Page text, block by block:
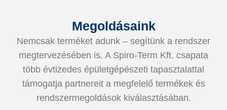
Megoldásaink
Nemcsak terméket adunk – segítünk a rendszer
megtervezésében is. A Spiro-Term Kft. csapata
több évtizedes épületgépészeti tapasztalattal
támogatja partnereit a megfelelő termékek és
rendszermegoldások kiválasztásában.